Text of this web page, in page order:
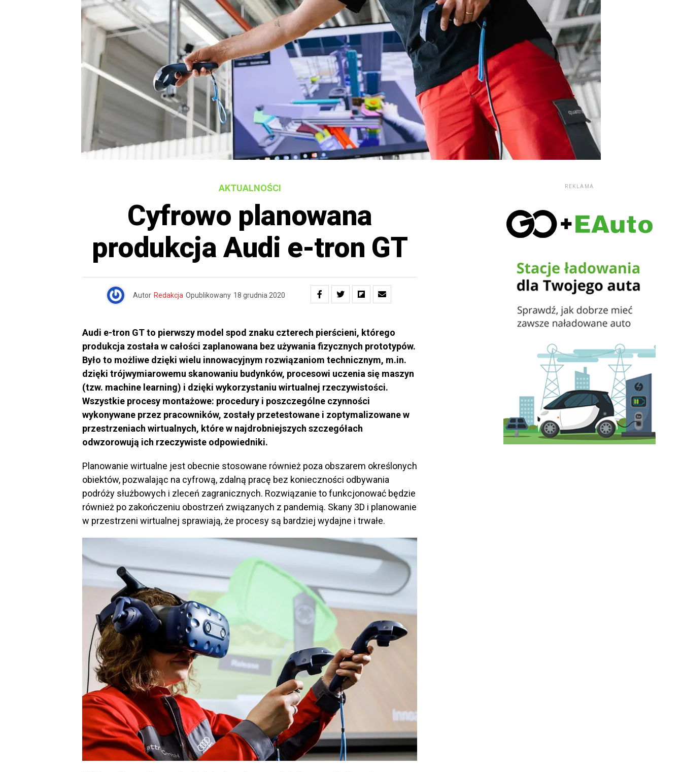
AKTUALNOŚCI
Cyfrowo planowana
produkcja Audi e-tron GT
Autor Redakcja Opublikowany 18 grudnia 2020
Audi e-tron GT to pierwszy model spod znaku czterech pierścieni, którego
produkcja została w całości zaplanowana bez używania fizycznych prototypów.
Było to możliwe dzięki wielu innowacyjnym rozwiązaniom technicznym, m.in.
dzięki trójwymiarowemu skanowaniu budynków, procesowi uczenia się maszyn
(tzw. machine learning) i dzięki wykorzystaniu wirtualnej rzeczywistości.
Wszystkie procesy montażowe: procedury i poszczególne czynności
wykonywane przez pracowników, zostały przetestowane i zoptymalizowane w
przestrzeniach wirtualnych, które w najdrobniejszych szczegółach
odwzorowują ich rzeczywiste odpowiedniki.
Planowanie wirtualne jest obecnie stosowane również poza obszarem określonych
obiektów, pozwalając na cyfrową, zdalną pracę bez konieczności odbywania
podróży służbowych i zleceń zagranicznych. Rozwiązanie to funkcjonować będzie
również po zakończeniu obostrzeń związanych z pandemią. Skany 3D i planowanie
w przestrzeni wirtualnej sprawiają, że procesy są bardziej wydajne i trwałe.
REKLAMA